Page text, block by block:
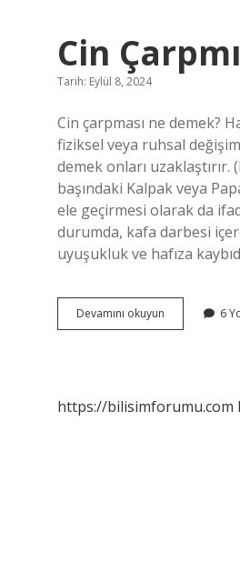
Cin
Tarih: Eylül 8, 2024
Cin çarpması ne demek?
fiziksel veya ruhsal
demek onları
başındaki Kalpak veya
ele geçirmesi olarak da
durumda, kafa darbesi
uyuşukluk ve hafıza
Devamını okuyun
Çarpmış
6
https://bilisimforumu.com